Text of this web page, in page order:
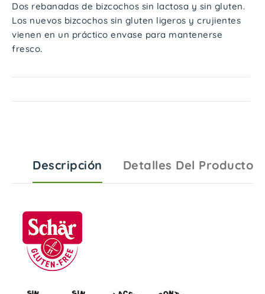
Dos rebanadas de bizcochos sin lactosa y sin gluten.
Los nuevos bizcochos sin gluten ligeros y crujientes
vienen en un práctico envase para mantenerse
fresco.
Descripción Detalles Del Producto